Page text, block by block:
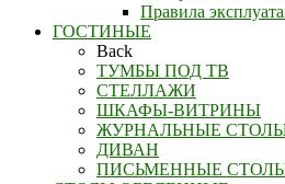
Правила
ГОСТИНЫЕ
Back
ТУМБЫ ПОД ТВ
СТЕЛЛАЖИ
ШКАФЫ-ВИТРИНЫ
ЖУРНАЛЬНЫЕ
ДИВАН
ПИСЬМЕННЫЕ